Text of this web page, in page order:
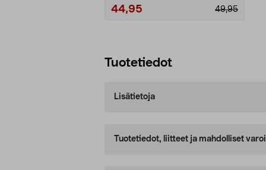
49,95
44,95
Tuotetiedot
Lisätietoja
Tuotetiedot, liitteet ja mahdolliset